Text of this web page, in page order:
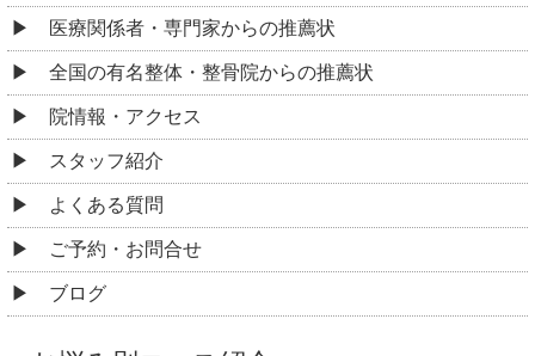
医療関係者・専門家からの推薦状
全国の有名整体・整骨院からの推薦状
院情報・アクセス
スタッフ紹介
よくある質問
ご予約・お問合せ
ブログ